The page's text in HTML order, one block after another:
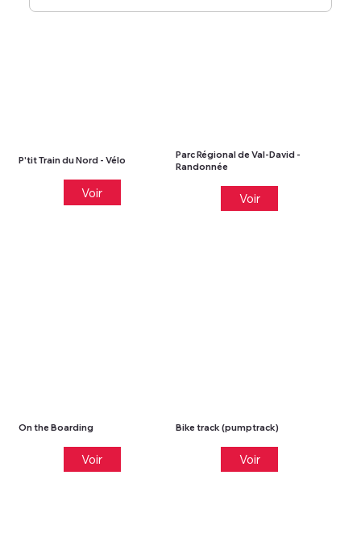
P'tit Train du Nord - Vélo
Voir
Parc Régional de Val-David -
Randonnée
Voir
On the Boarding
Voir
Bike track (pumptrack)
Voir